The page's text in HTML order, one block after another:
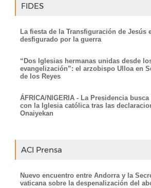
FIDES
La fiesta de la Transfiguración de Jesús
desfigurado por la guerra
“Dos Iglesias hermanas unidas desde
evangelización”: el arzobispo Ulloa en
de los Reyes
ÁFRICA/NIGERIA - La Presidencia
con la Iglesia católica tras las
Onaiyekan
ACI Prensa
Nuevo encuentro entre Andorra y la
vaticana sobre la despenalización del